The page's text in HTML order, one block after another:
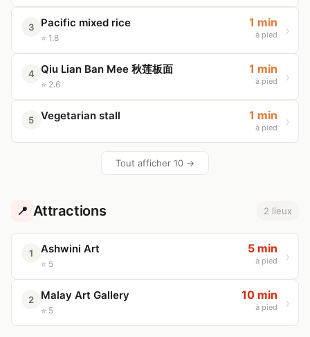
3 Pacific mixed rice
⭐ 1.8
1 min
à pied
4 Qiu Lian Ban Mee 秋莲板面
⭐ 2.6
1 min
à pied
5 Vegetarian stall 1 min
à pied
Tout afficher 10 →
📍 Attractions 2 lieux
1 Ashwini Art
⭐ 5
5 min
à pied
2 Malay Art Gallery
⭐ 5
10 min
à pied